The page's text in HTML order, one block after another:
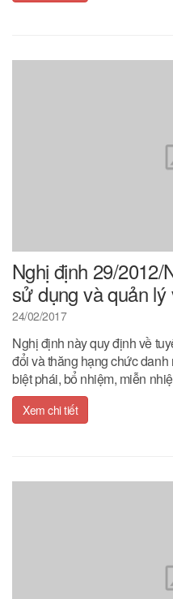
Nghị định 29/
sử dụng và quản
24/02/2017
Nghị định này quy định về
đổi và thăng hạng chức
biệt phái, bổ nhiệm, miễn
Xem chi tiết